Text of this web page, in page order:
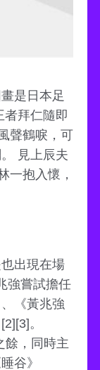
是日本足
者拜仁隨即
聲鶴唳，可
見上辰夫
一抱入懷，
出現在場
強嘗試擔任
《黃兆強
。
餘，同時主
谷》